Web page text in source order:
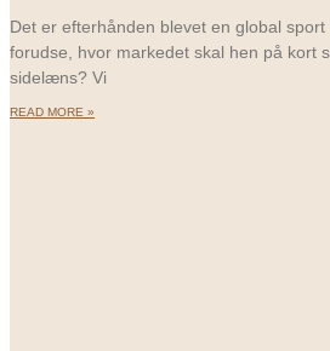
Det er efterhånden blevet en global
forudse, hvor markedet skal hen på kort
sidelæns? Vi
READ MORE »